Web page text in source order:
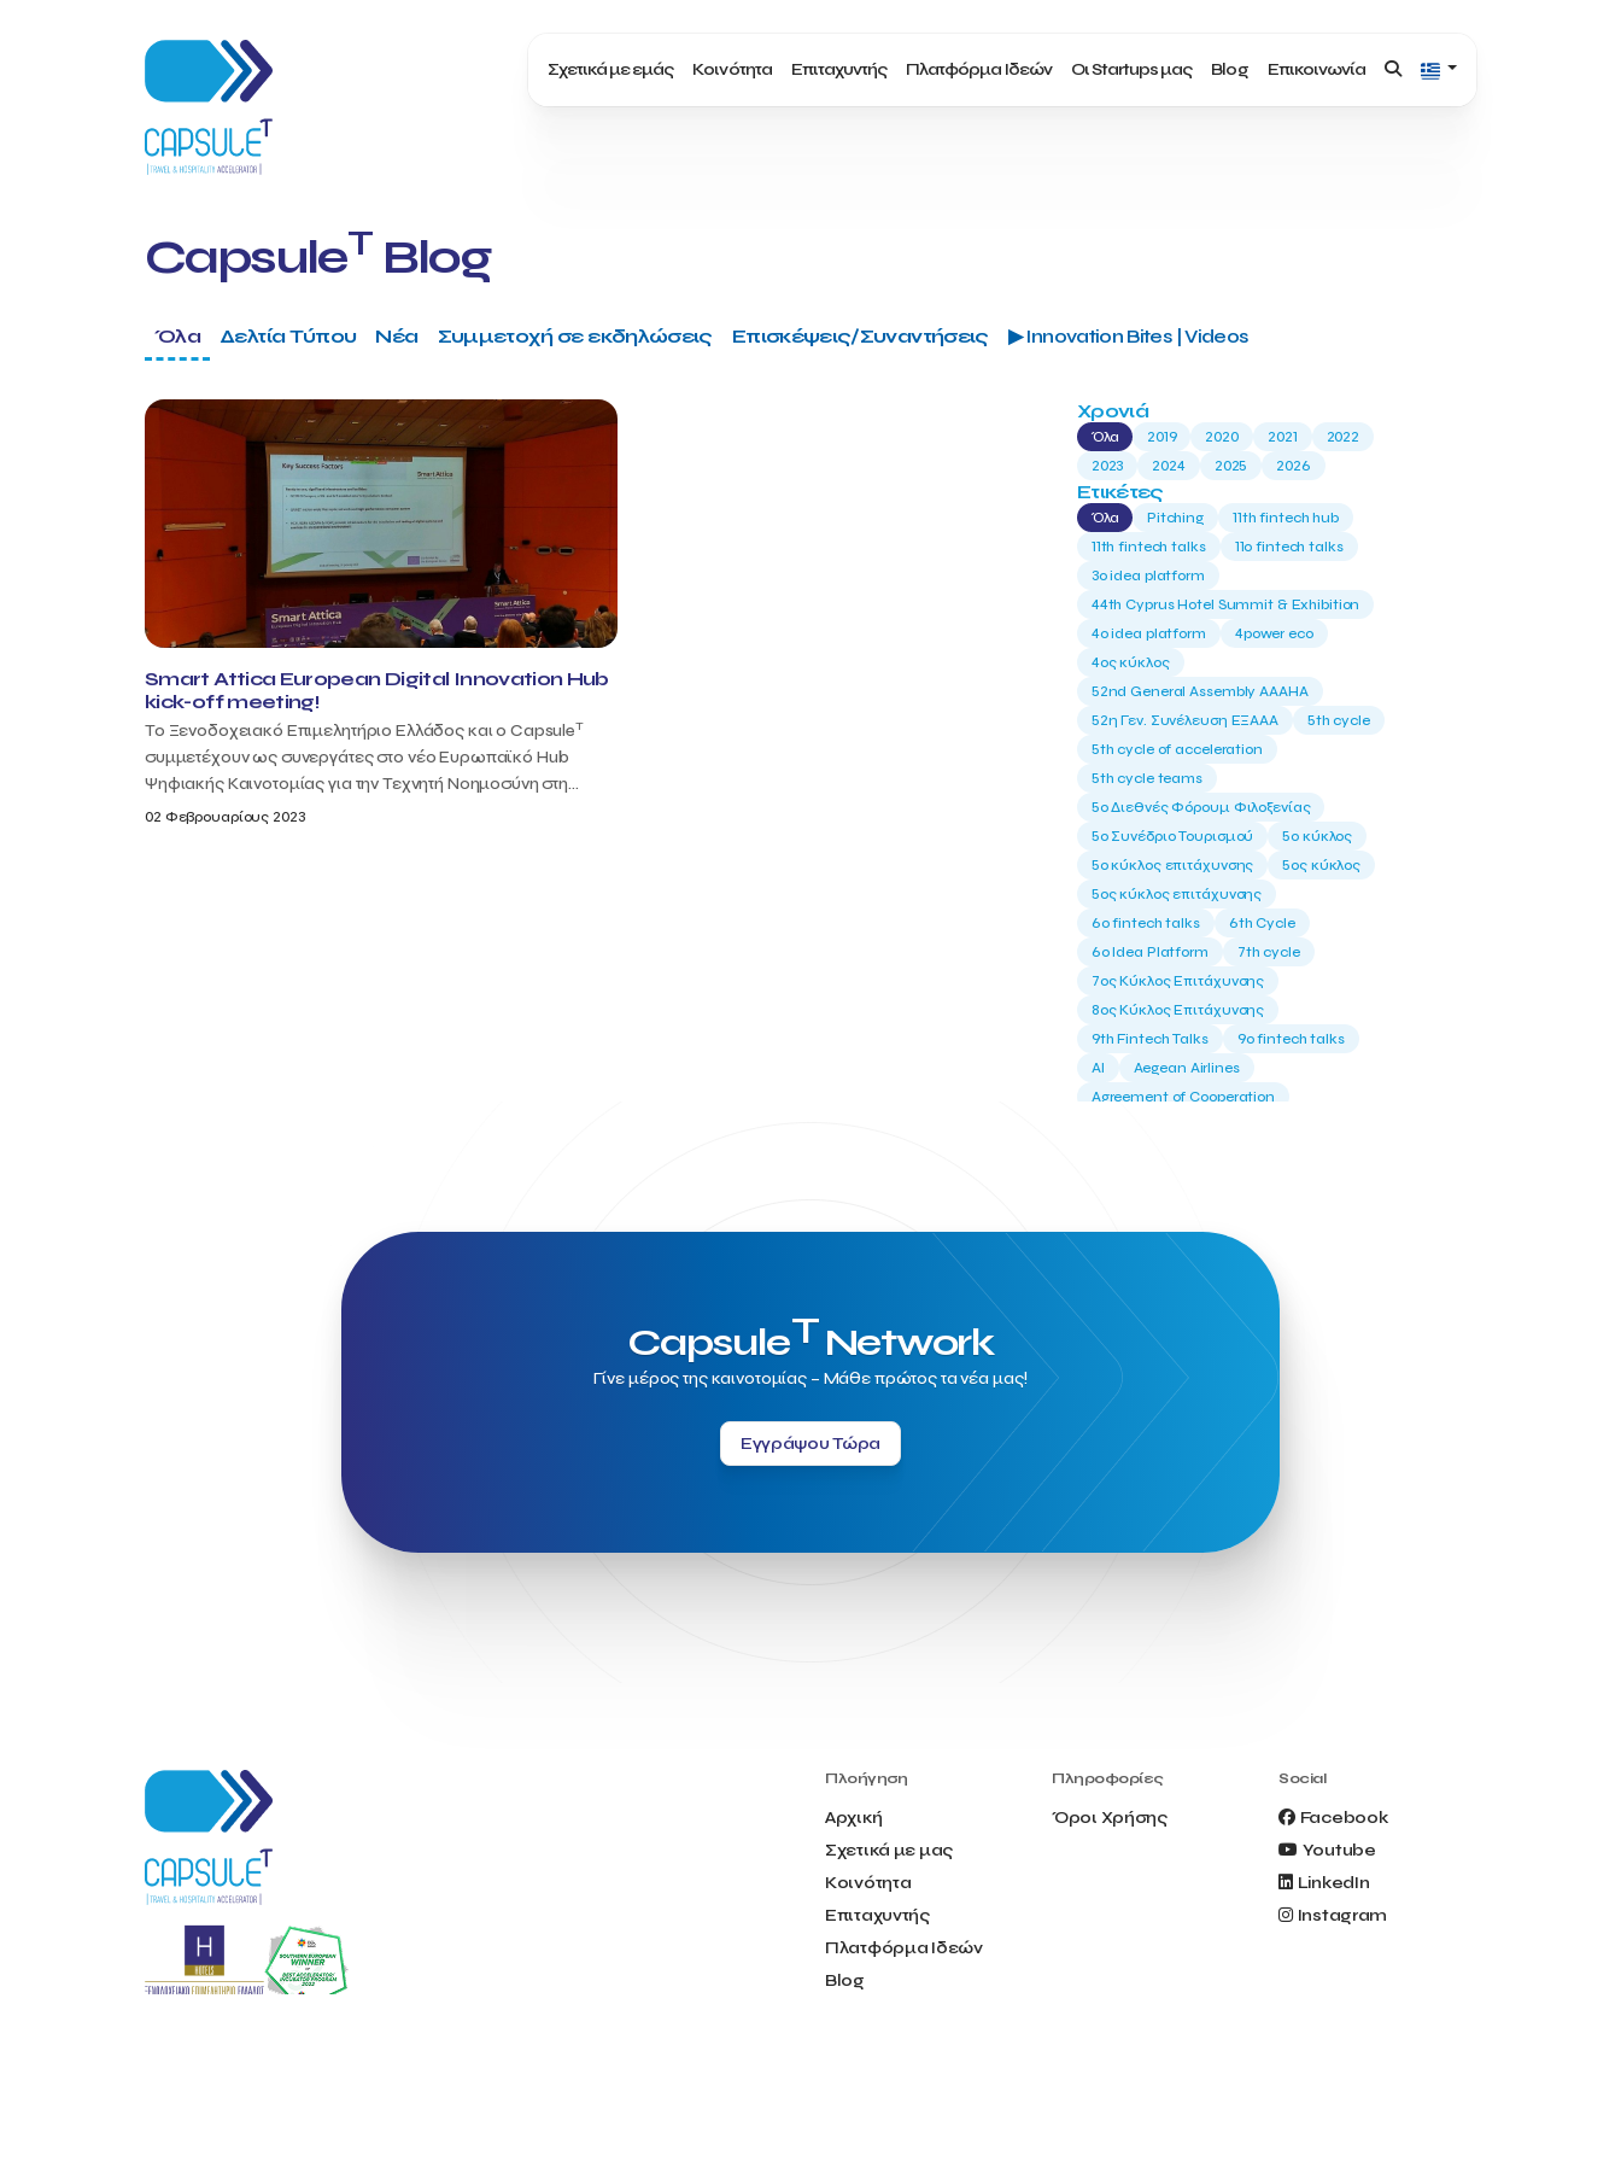
Σχετικά με εμάς Κοινότητα Επιταχυντής Πλατφόρμα Ιδεών Οι Startups μας Blog Επικοινωνία
CapsuleT Blog
Όλα Δελτία Τύπου Νέα Συμμετοχή σε εκδηλώσεις Επισκέψεις/Συναντήσεις ▶ Innovation Bites | Videos
Smart Attica European Digital Innovation Hub
kick-off meeting!
Το Ξενοδοχειακό Επιμελητήριο Ελλάδος και ο CapsuleT
συμμετέχουν ως συνεργάτες στο νέο Ευρωπαϊκό Hub
Ψηφιακής Καινοτομίας για την Τεχνητή Νοημοσύνη στη...
02 Φεβρουαρίους 2023
Χρονιά
Όλα 2019 2020 2021
2022
2023
2024 2025 2026
Ετικέτες
Όλα Pitching
11th fintech hub
11th fintech talks
11ο fintech talks
3o idea platform
44th Cyprus Hotel Summit & Exhibition
4o idea platform
4power eco
4ος κύκλος
52nd General Assembly AAAHA
52η Γεν. Συνέλευση ΕΞΑΑΑ
5th cycle
5th cycle of acceleration
5th cycle teams
5ο Διεθνές Φόρουμ Φιλοξενίας
5ο Συνέδριο Τουρισμού
5ο κύκλος
5ο κύκλος επιτάχυνσης
5ος κύκλος
5ος κύκλος επιτάχυνσης
6o fintech talks
6th Cycle
6ο Idea Platform
7th cycle
7ος Κύκλος Επιτάχυνσης
8ος Κύκλος Επιτάχυνσης
9th Fintech Talks
9ο fintech talks
AI
Aegean Airlines
Agreement of Cooperation
Amirandes Grecotel Boutique Resort
Angela Gerekou
Applications
Archimedes Center
Artificial Intelligence
Athens News Agency
Athens University of Economics &
Business
Best accelerator
Best incubator
Bizrupt
Booths 34-35
Borrn
Boutique Hotel
Cactus Royal Spa & Resort Hotel.
Campsaround
Canaves Oia Suites
Creta Maris
Creta Palm
Culture
Deliverback
CapsuleTNetwork
Γίνε μέρος της καινοτομίας – Μάθε πρώτος τα νέα μας!
Εγγράψου Τώρα
Πλοήγηση
Αρχική
Σχετικά με μας
Κοινότητα
Επιταχυντής
Πλατφόρμα Ιδεών
Blog
Πληροφορίες
Όροι Χρήσης
Social
Facebook
Youtube
LinkedIn
Instagram